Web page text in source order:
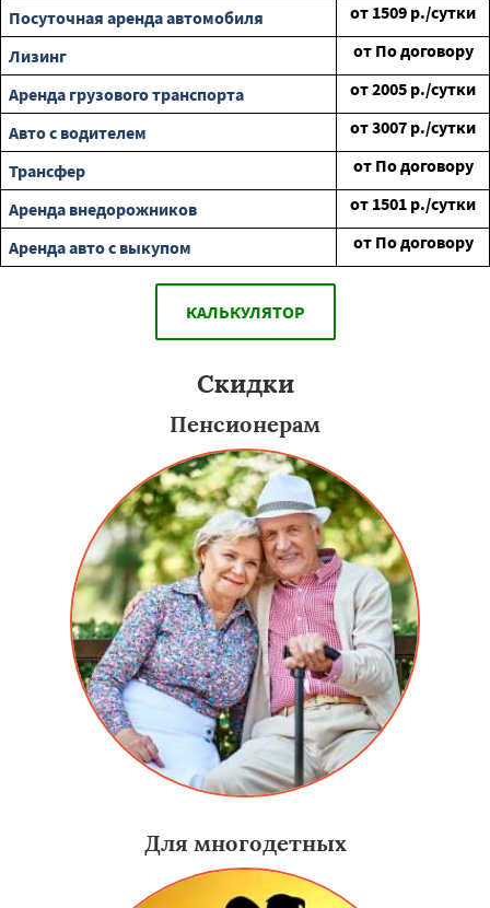
Посуточная аренда автомобиля
от 1509 р./сутки
Лизинг
от По договору
Аренда грузового транспорта
от2005 р./сутки
Авто с водителем
от3007 р./сутки
Трансфер
от По договору
Аренда внедорожников
от 1501 р./сутки
Аренда авто с выкупом
от По договору
КАЛЬКУЛЯТОР
Скидки
Пенсионерам
Для многодетных